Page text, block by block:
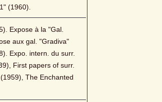
(1960).
Expose à la "Gal.
aux gal. "Gradiva"
Expo. intern. du surr.
First papers of surr.
The Enchanted